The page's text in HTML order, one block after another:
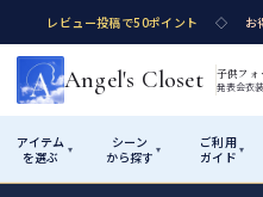
レビュー投稿で50ポイント ◇ お
Angel's Closet 子供フ
発表会衣
アイテム
を選ぶ
▾
シーン
から探す ▾
ご利用
ガイド ▾